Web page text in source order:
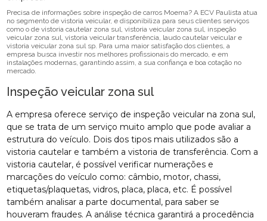
Precisa de informações sobre inspeção de carros Moema? A ECV Paulista atua
no segmento de vistoria veicular, e disponibiliza para seus clientes serviços
como o de vistoria cautelar zona sul, vistoria veicular zona sul, inspeção
veicular zona sul, vistoria veicular transferência, laudo cautelar veicular e
vistoria veicular zona sul sp. Para uma maior satisfação dos clientes, a
empresa busca investir nos melhores profissionais do mercado, e em
instalações modernas, garantindo assim, a sua confiança e boa cotação no
mercado.
Inspeção veicular zona sul
A empresa oferece serviço de inspeção veicular na zona sul,
que se trata de um serviço muito amplo que pode avaliar a
estrutura do veículo. Dois dos tipos mais utilizados são a
vistoria cautelar e também a vistoria de transferência. Com a
vistoria cautelar, é possível verificar numerações e
marcações do veículo como: câmbio, motor, chassi,
etiquetas/plaquetas, vidros, placa, placa, etc. É possível
também analisar a parte documental, para saber se
houveram fraudes. A análise técnica garantirá a procedência